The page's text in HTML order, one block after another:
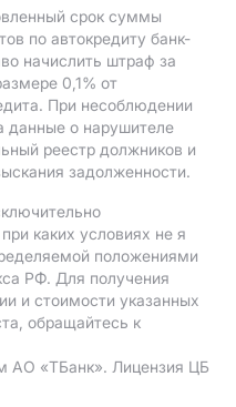
срок суммы
по автокредиту банк-
начислить штраф за
0,1% от
При несоблюдении
данные о нарушителе
реестр должников и
задолженности.
каких условиях не я
положениями
РФ. Для получения
и стоимости указанных
обращайтесь к
АO «ТБанк». Лицензия ЦБ